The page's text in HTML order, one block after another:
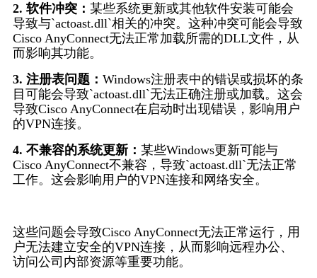
2. 软件冲突： 某些系统更新或其他软件安装可能会
导致与`actoast.dll`相关的冲突。这种冲突可能会导致
Cisco AnyConnect无法正常加载所需的DLL文件，从
而影响其功能。
3. 注册表问题： Windows注册表中的错误或损坏的条
目可能会导致`actoast.dll`无法正确注册或加载。这会
导致Cisco AnyConnect在启动时出现错误，影响用户
的VPN连接。
4. 不兼容的系统更新： 某些Windows更新可能与
Cisco AnyConnect不兼容，导致`actoast.dll`无法正常
工作。这会影响用户的VPN连接和网络安全。
这些问题会导致Cisco AnyConnect无法正常运行，用
户无法建立安全的VPN连接，从而影响远程办公、
访问公司内部资源等重要功能。